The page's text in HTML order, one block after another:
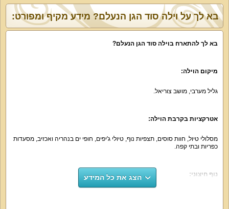
בא לך על וילה סוד הגן הנעלם? מידע מקיף ומפורט:
בא לך להתארח בוילה סוד הגן הנעלם?
מיקום הוילה:
גליל מערבי, מושב צוריאל.
אטרקציות בקרבת הוילה:
מסלולי טיול, חוות סוסים, תצפיות נוף, טיולי ג'יפים, חופי ים בנהריה ואכזיב, מסעדות
כפריות ובתי קפה.
נוף חיצוני: הצג את כל המידע